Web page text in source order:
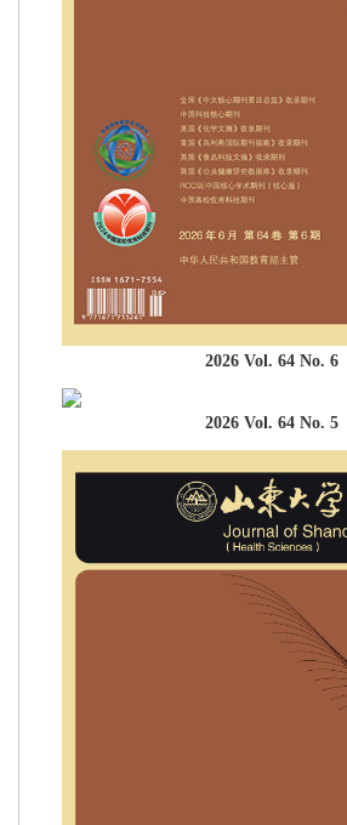
2026 Vol. 64 No. 6
2026 Vol. 64 No. 5